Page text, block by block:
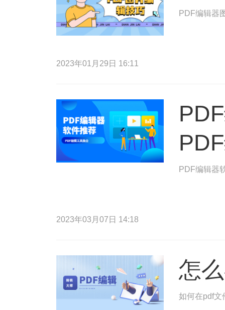
PDF编辑器
2023年01月29日 16:11
PDF编辑器
2023年03月07日 14:18
怎
如何在pdf文